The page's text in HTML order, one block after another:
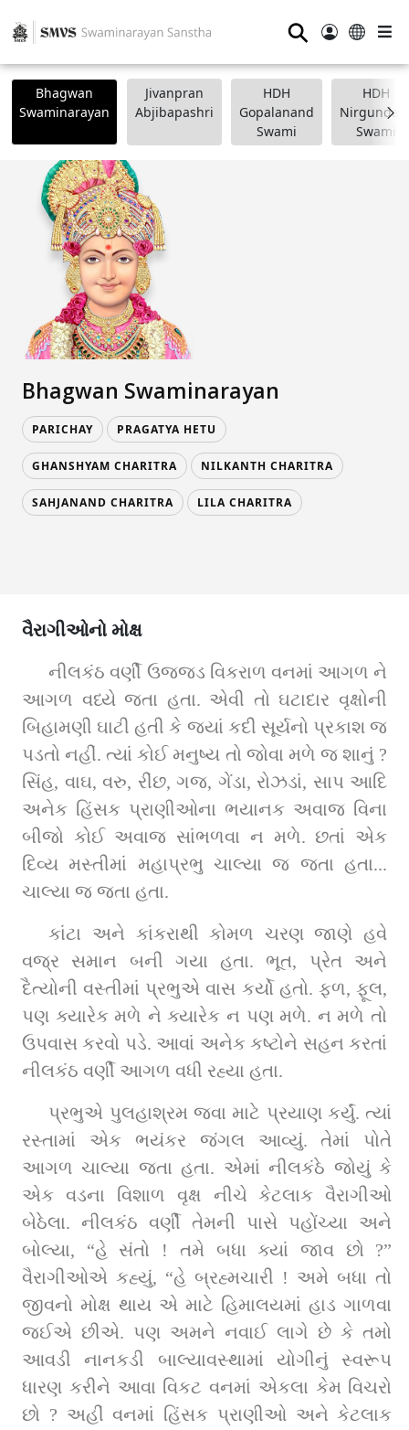
⚲
Bhagwan
Swaminarayan
Jivanpran
Abjibapashri
HDH
Gopalanand
Swami
HDH
Swami
Bhagwan Swaminarayan
PARICHAY PRAGATYA HETU
GHANSHYAM CHARITRA NILKANTH CHARITRA
SAHJANAND CHARITRA LILA CHARITRA
વૈરાગીઓનો મોક્ષ
નીલકંઠ વર્ણી ઉજ્જડ વિકરાળ વનમાં આગળ ને
આગળ વધ્યે જતા હતા. એવી તો ઘટાદાર વૃક્ષોની
બિહામણી ઘાટી હતી કે જ્યાં કદી સૂર્યનો પ્રકાશ જ
પડતો નહીં. ત્યાં કોઈ મનુષ્ય તો જોવા મળે જ શાનું ?
સિંહ, વાઘ, વરુ, રીંછ, ગજ, ગેંડા, રોઝડાં, સાપ આદિ
અનેક હિંસક પ્રાણીઓના ભયાનક અવાજ વિના
બીજો કોઈ અવાજ સાંભળવા ન મળે. છતાં એક
દિવ્ય મસ્તીમાં મહાપ્રભુ ચાલ્યા જ જતા હતા...
ચાલ્યા જ જતા હતા.
કાંટા અને કાંકરાથી કોમળ ચરણ જાણે હવે
વજ્ર સમાન બની ગયા હતા. ભૂત, પ્રેત અને
દૈત્યોની વસ્તીમાં પ્રભુએ વાસ કર્યો હતો. ફળ, ફૂલ,
પણ ક્યારેક મળે ને ક્યારેક ન પણ મળે. ન મળે તો
ઉપવાસ કરવો પડે. આવાં અનેક કષ્ટોને સહન કરતાં
નીલકંઠ વર્ણી આગળ વધી રહ્યા હતા.
પ્રભુએ પુલહાશ્રમ જવા માટે પ્રયાણ કર્યું. ત્યાં
રસ્તામાં એક ભયંકર જંગલ આવ્યું. તેમાં પોતે
આગળ ચાલ્યા જતા હતા. એમાં નીલકંઠે જોયું કે
એક વડના વિશાળ વૃક્ષ નીચે કેટલાક વૈરાગીઓ
બેઠેલા. નીલકંઠ વર્ણી તેમની પાસે પહોંચ્યા અને
બોલ્યા, “હે સંતો ! તમે બધા ક્યાં જાવ છો ?”
વૈરાગીઓએ કહ્યું, “હે બ્રહ્મચારી ! અમે બધા તો
જીવનો મોક્ષ થાય એ માટે હિમાલયમાં હાડ ગાળવા
જઈએ છીએ. પણ અમને નવાઈ લાગે છે કે તમો
આવડી નાનકડી બાલ્યાવસ્થામાં યોગીનું સ્વરૂપ
ધારણ કરીને આવા વિકટ વનમાં એકલા કેમ વિચરો
છો ? અહીં વનમાં હિંસક પ્રાણીઓ અને કેટલાક